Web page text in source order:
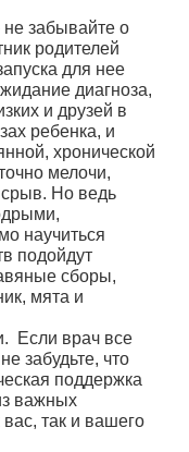
не забывайте о
родителей
для нее
диагноза,
и друзей в
ребенка, и
хронической
мелочи,
Но ведь
научиться
подойдут
сборы,
мята и
Если врач все
забудьте, что
поддержка
важных
так и вашего